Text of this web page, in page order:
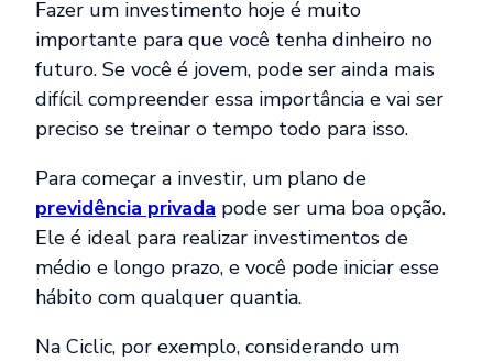
Fazer um investimento hoje é muito
importante para que você tenha dinheiro no
futuro. Se você é jovem, pode ser ainda mais
difícil compreender essa importância e vai ser
preciso se treinar o tempo todo para isso.
Para começar a investir, um plano de
previdência privada pode ser uma boa opção.
Ele é ideal para realizar investimentos de
médio e longo prazo, e você pode iniciar esse
hábito com qualquer quantia.
Na Ciclic, por exemplo, considerando um